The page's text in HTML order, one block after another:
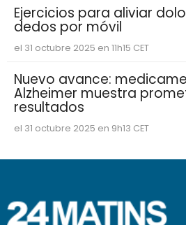
Ejercicios para aliviar
dedos por móvil
el 31 octubre 2025 en 11h15 CET
Nuevo avance:
Alzheimer muestra
resultados
el 31 octubre 2025 en 9h13 CET